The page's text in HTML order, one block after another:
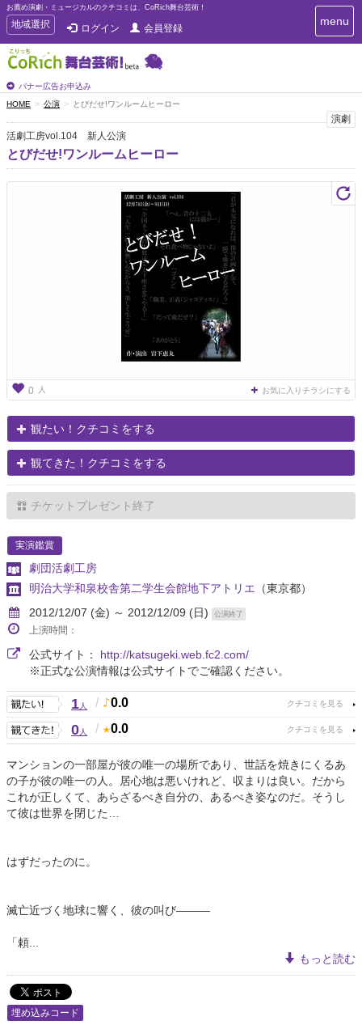
お薦め演劇・ミュージカルのクチコミは、CoRich舞台芸術！
T
o
g
g
e
n
a
v
i
g
地域選択 ログイン 会員登録
バナー広告お申込み
T
o
i
g
menu
HOME 公演 とびだせ!ワンルームヒーロー
演劇
活劇工房vol.104 新人公演
とびだせ!ワンルームヒーロー
0 人 お気に入りチラシにする
観たい！クチコミをする
観てきた！クチコミをする
チケットプレゼント終了
実演鑑賞
劇団活劇工房
明治大学和泉校舎第二学生会館地下アトリエ （東京都）
2012/12/07 (金) ～ 2012/12/09 (日)
公演終了
上演時間：
公式サイト： http://katsugeki.web.fc2.com/
※正式な公演情報は公式サイトでご確認ください。
1人 / 0.0
0人 / 0.0
マンションの一部屋が彼の唯一の場所であり、世話を焼きにくるあ
の子が彼の唯一の人。居心地は悪いけれど、収まりは良い。だから
これが正しくて、あらざるべき自分の、あるべき姿なのだ。そうし
て彼は世界を閉じた…
はずだったのに。
滅亡近づく地球に響く、彼の叫び―――
「頼...
もっと読む
埋め込みコード